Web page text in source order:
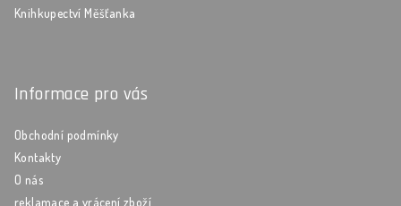
Knihkupectví Měšťanka
Informace pro vás
Obchodní podmínky
Kontakty
O nás
reklamace a vrácení zboží